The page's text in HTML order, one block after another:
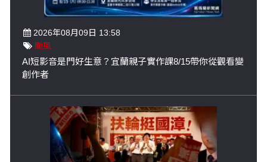
2026年08月09日 13:58
颱風
AI短影音是門好生意？宜蘭親子實作課8/15帶你從觀看變
創作者